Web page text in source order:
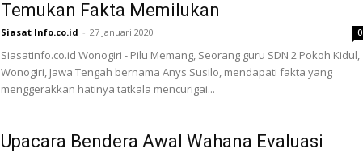
Temukan Fakta Memilukan
Siasat Info.co.id - 27 Januari 2020 0
Siasatinfo.co.id Wonogiri - Pilu Memang, Seorang guru SDN 2 Pokoh Kidul,
Wonogiri, Jawa Tengah bernama Anys Susilo, mendapati fakta yang
menggerakkan hatinya tatkala mencurigai...
Upacara Bendera Awal Wahana Evaluasi